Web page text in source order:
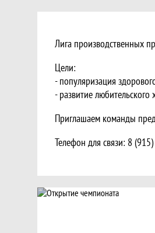
ЛИГА
Лига производственных
Цели:
- популяризация
- развитие любительского
Приглашаем команды
Телефон для связи: 8
Новости